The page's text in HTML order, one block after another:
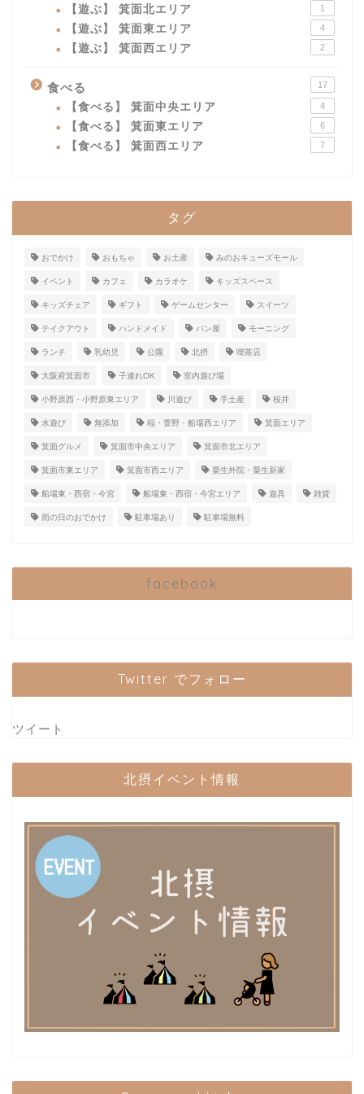
【遊ぶ】 箕面北エリア 1
【遊ぶ】 箕面東エリア 4
【遊ぶ】 箕面西エリア 2
食べる 17
【食べる】 箕面中央エリア 4
【食べる】 箕面東エリア 6
【食べる】 箕面西エリア 7
タグ
おでかけ おもちゃ お土産 みのおキューズモール
イベント カフェ カラオケ キッズスペース
キッズチェア ギフト ゲームセンター スイーツ
テイクアウト ハンドメイド パン屋 モーニング
ランチ 乳幼児 公園 北摂 喫茶店
大阪府箕面市 子連れOK 室内遊び場
小野原西・小野原東エリア 川遊び 手土産 桜井
水遊び 無添加 稲・萱野・船場西エリア 箕面エリア
箕面グルメ 箕面市中央エリア 箕面市北エリア
箕面市東エリア 箕面市西エリア 粟生外院・粟生新家
船場東・西宿・今宮 船場東・西宿・今宮エリア 遊具 雑貨
雨の日のおでかけ 駐車場あり 駐車場無料
facebook
Twitter でフォロー
ツイート
北摂イベント情報